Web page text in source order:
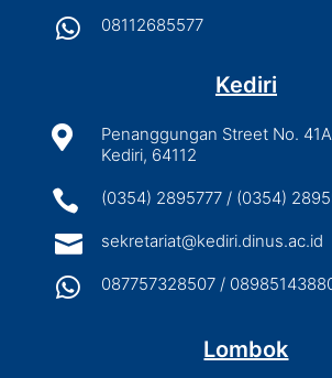
 08112685577
Kediri

Penanggungan Street No.
Kediri, 64112
 (0354) 2895777 / (0354)
 sekretariat@kediri.dinus.ac.id
 087757328507 /
Lombok